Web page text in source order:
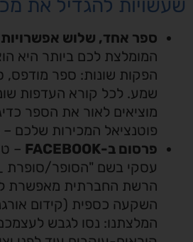
שעשויות להגדיל את
ספר אחד, שלוש אפשרויות
הפקות שונות: ספר מודפס,
שמע. לכל קורא העדפות
מוציאים לאור את הספר
פוטנציאל המכירות שלכם –
פרסום ב-FACEBOOK
–
עסקי בשם "הסופר/סופרת
הרשת החברתית מאפשרת
השקעה כספית (קידום
המלצתנו: נסו לגבש